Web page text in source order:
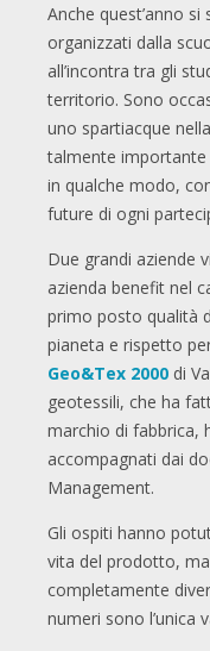
Anche quest’anno
organizzati dalla
all’incontra tra gli
territorio. Sono
uno spartiacque
talmente importante
in qualche modo,
future di ogni
Due grandi aziende
azienda benefit nel
primo posto qualità
pianeta e rispetto
Geo&Tex 2000 di
geotessili, che ha
marchio di fabbrica,
accompagnati dai
Management.
Gli ospiti hanno
vita del prodotto,
completamente
numeri sono l’unica